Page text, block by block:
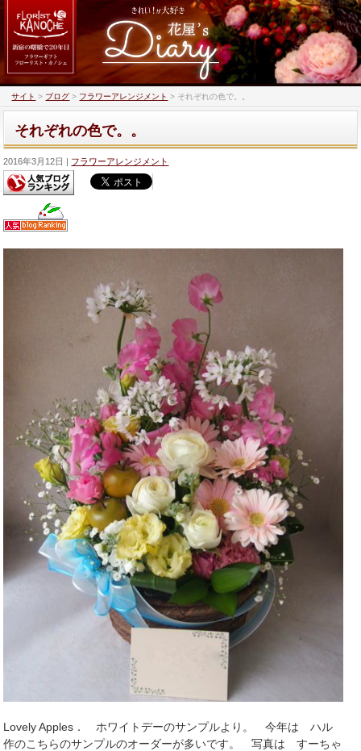
サイト > ブログ > フラワーアレンジメント > それぞれの色で。。
それぞれの色で。。
2016年3月12日 フラワーアレンジメント
Lovely Apples． ホワイトデーのサンプルより。 今年は ハル
作のこちらのサンプルのオーダーが多いです。 写真は すーちゃ